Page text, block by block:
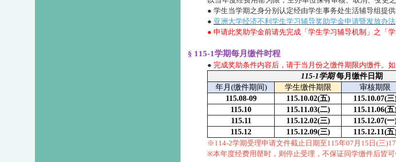
● 学生当学期之身分别认定经由学生事务处生活辅导组提供
● 亚洲大学经济不利学生学习辅导奖助学金申请暨发放办法
● 申请此奖助学金前请先完成「学生学习辅导机制」之「学
§ 115-1学期每月缴件时程
● 完成奖助条件内容后，请于当月份之缴件期限内缴件。
115-1学期每月缴件日期
年月(缴件期间)
学生缴件期限 审核期限
115.08-09
115.10.02(五) 115.10.07(三
115.10
115.11.03(二) 115.11.06(五
115.11
115.12.02(三) 115.12.07(一
115.12
115.12.09(三) 115.12.11(五
※114-2学期受理申请文件截止日期至115年07月15日(三
※本年度经费用罄时，则停止受理，不保证同学缴件后皆可